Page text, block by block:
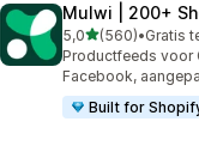
Mulwi | 200+
5,0van 5 sterren
(560)
560 recensies in
•Gratis
Productfeeds voor
Facebook,
Built for